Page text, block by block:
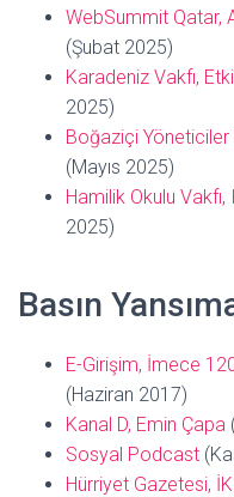
WebSummit Qatar,
(Şubat 2025)
Karadeniz Vakfı,
2025)
Boğaziçi Yöneticiler
(Mayıs 2025)
Hamilik Okulu
2025)
Basın
E-Girişim, İmece
(Haziran 2017)
Kanal D, Emin Çapa
Sosyal Podcast
Hürriyet Gazetesi,